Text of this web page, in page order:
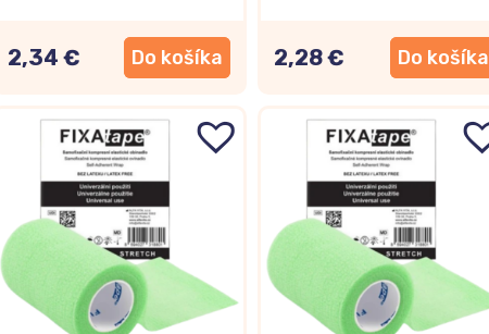
2,34 € Do košíka 2,28 € Do košíka